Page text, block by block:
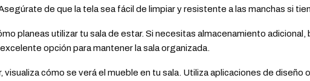
de que la tela sea fácil de limpiar y resistente a las manchas si
planeas utilizar tu sala de estar. Si necesitas almacenamiento
opción para mantener la sala organizada.
visualiza cómo se verá el mueble en tu sala. Utiliza aplicaciones de